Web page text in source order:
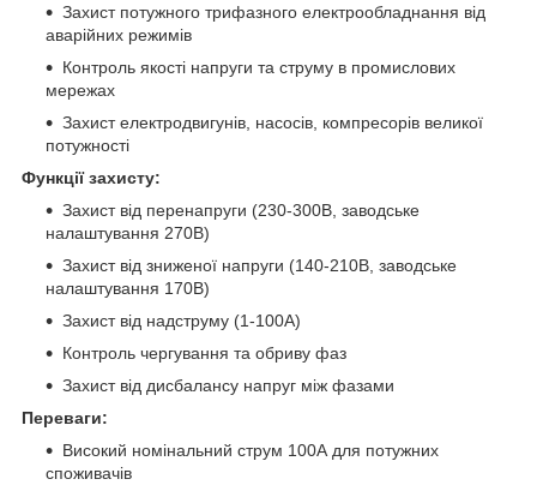
Захист потужного трифазного електрообладнання від
аварійних режимів
Контроль якості напруги та струму в промислових
мережах
Захист електродвигунів, насосів, компресорів великої
потужності
Функції захисту:
Захист від перенапруги (230-300В, заводське
налаштування 270В)
Захист від зниженої напруги (140-210В, заводське
налаштування 170В)
Захист від надструму (1-100А)
Контроль чергування та обриву фаз
Захист від дисбалансу напруг між фазами
Переваги:
Високий номінальний струм 100А для потужних
споживачів